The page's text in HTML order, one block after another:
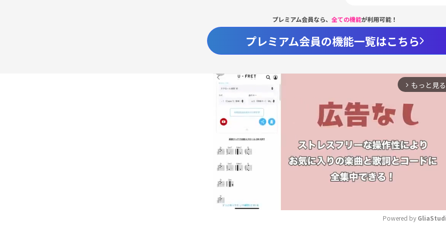
プレミアム会員なら、 全ての機能が利用可能！
プレミアム会員の機能一覧はこちら
arrow_forward_ios もっと見る
Powered by